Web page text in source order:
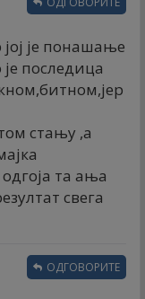
јој је понашање
последица
стању ,а
та ања
свега
ОДГОВОРИТЕ